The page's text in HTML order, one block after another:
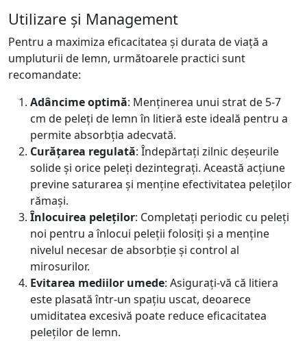
Utilizare și Management
Pentru a maximiza eficacitatea și durata de viață a
umpluturii de lemn, următoarele practici sunt
recomandate:
Adâncime optimă: Menținerea unui strat de 5-7
cm de peleți de lemn în litieră este ideală pentru a
permite absorbția adecvată.
Curățarea regulată: Îndepărtați zilnic deșeurile
solide și orice peleți dezintegrați. Această acțiune
previne saturarea și menține efectivitatea peleților
rămași.
Înlocuirea peleților: Completați periodic cu peleți
noi pentru a înlocui peleții folosiți și a menține
nivelul necesar de absorbție și control al
mirosurilor.
Evitarea mediilor umede: Asigurați-vă că litiera
este plasată într-un spațiu uscat, deoarece
umiditatea excesivă poate reduce eficacitatea
peleților de lemn.